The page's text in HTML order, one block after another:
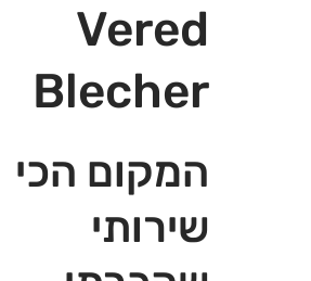
Vered
Blecher
המקום הכי
שירותי